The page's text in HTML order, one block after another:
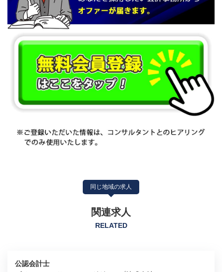
同じ地域の求人
関連求人
RELATED
公認会計士